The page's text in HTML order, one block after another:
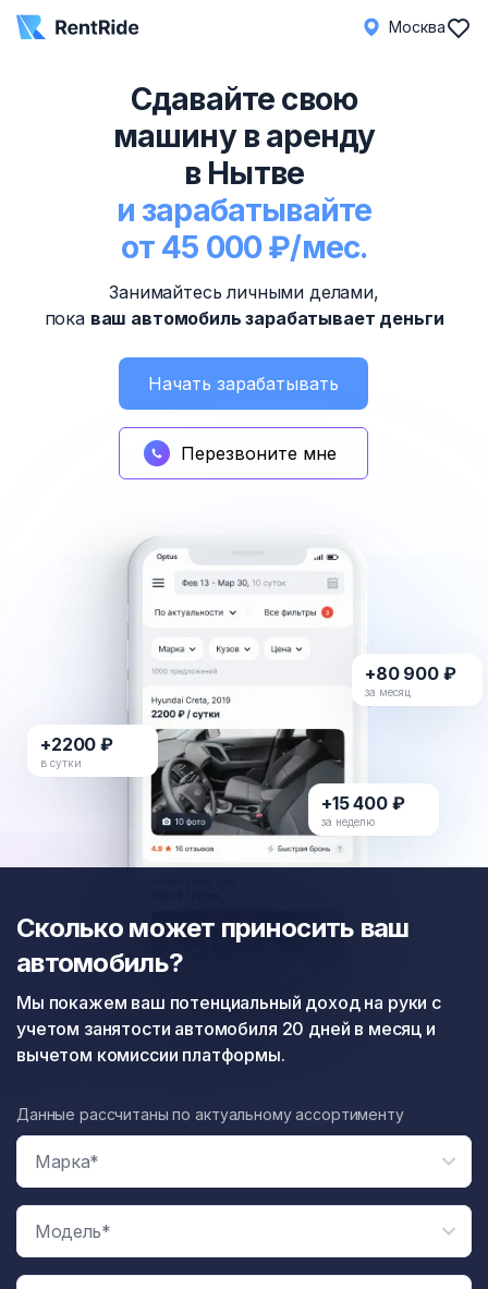
Москва
Сдавайте свою
машину в аренду
в Нытве
и зарабатывайте
от 45 000 ₽/мес.
Занимайтесь личными делами,
пока ваш автомобиль зарабатывает деньги
Начать зарабатывать
Перезвоните мне
+2200 ₽
в сутки
+15 400 ₽
за неделю
+80 900 ₽
за месяц
Сколько может приносить ваш
автомобиль?
Мы покажем ваш потенциальный доход на руки с
учетом занятости автомобиля 20 дней в месяц и
вычетом комиссии платформы.
Данные рассчитаны по актуальному ассортименту